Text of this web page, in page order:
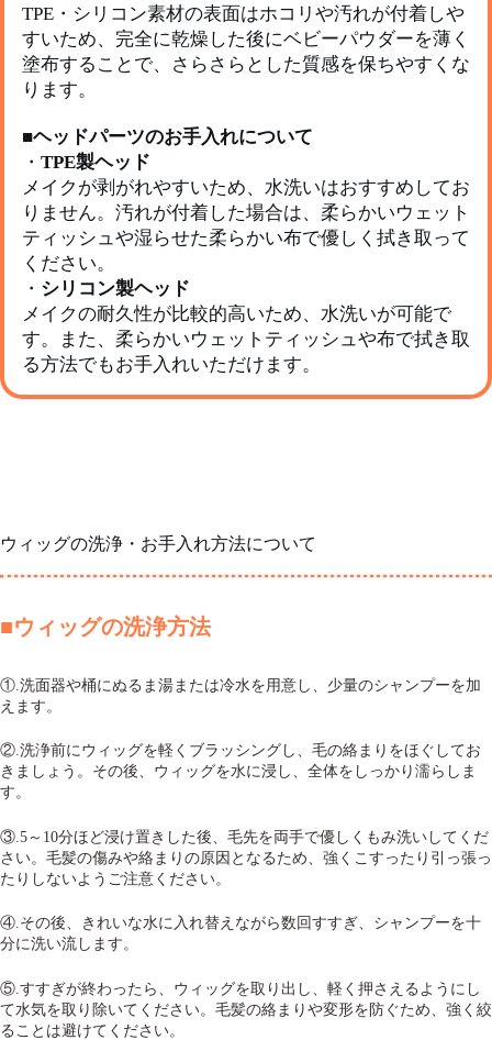
TPE・シリコン素材の表面はホコリや汚れが付着しや
すいため、完全に乾燥した後にベビーパウダーを薄く
塗布することで、さらさらとした質感を保ちやすくな
ります。
■ヘッドパーツのお手入れについて
・ TPE製ヘッド
メイクが剥がれやすいため、水洗いはおすすめしてお
りません。汚れが付着した場合は、柔らかいウェット
ティッシュや湿らせた柔らかい布で優しく拭き取って
ください。
・ シリコン製ヘッド
メイクの耐久性が比較的高いため、水洗いが可能で
す。また、柔らかいウェットティッシュや布で拭き取
る方法でもお手入れいただけます。
ウィッグの洗浄・お手入れ方法について
■ウィッグの洗浄方法
①.洗面器や桶にぬるま湯または冷水を用意し、少量のシャンプーを加
えます。
②.洗浄前にウィッグを軽くブラッシングし、毛の絡まりをほぐしてお
きましょう。その後、ウィッグを水に浸し、全体をしっかり濡らしま
す。
③.5～10分ほど浸け置きした後、毛先を両手で優しくもみ洗いしてくだ
さい。毛髪の傷みや絡まりの原因となるため、強くこすったり引っ張っ
たりしないようご注意ください。
④.その後、きれいな水に入れ替えながら数回すすぎ、シャンプーを十
分に洗い流します。
⑤.すすぎが終わったら、ウィッグを取り出し、軽く押さえるようにし
て水気を取り除いてください。毛髪の絡まりや変形を防ぐため、強く絞
ることは避けてください。